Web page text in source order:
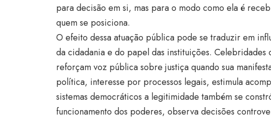
para decisão em si, mas para o modo como ela é
quem se posiciona.
O efeito dessa atuação pública pode se traduzir em
da cidadania e do papel das instituições. Celebridades
reforçam voz pública sobre justiça quando sua
política, interesse por processos legais, estimula
sistemas democráticos a legitimidade também se
funcionamento dos poderes, observa decisões